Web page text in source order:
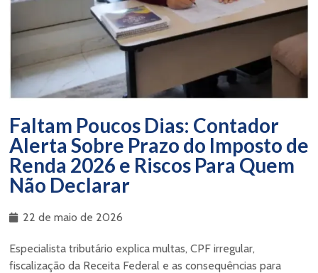
Faltam Poucos Dias: Contador
Alerta Sobre Prazo do Imposto de
Renda 2026 e Riscos Para Quem
Não Declarar
22 de maio de 2026
Especialista tributário explica multas, CPF irregular,
fiscalização da Receita Federal e as consequências para